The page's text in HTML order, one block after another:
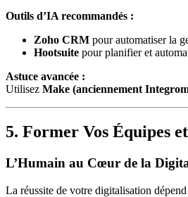
Outils d’IA recommandés :
Zoho CRM pour automatiser la
Hootsuite pour planifier et
Astuce avancée :
Utilisez Make (anciennement
5. Former Vos Équipes
L’Humain au Cœur de la
La réussite de votre digitalisation